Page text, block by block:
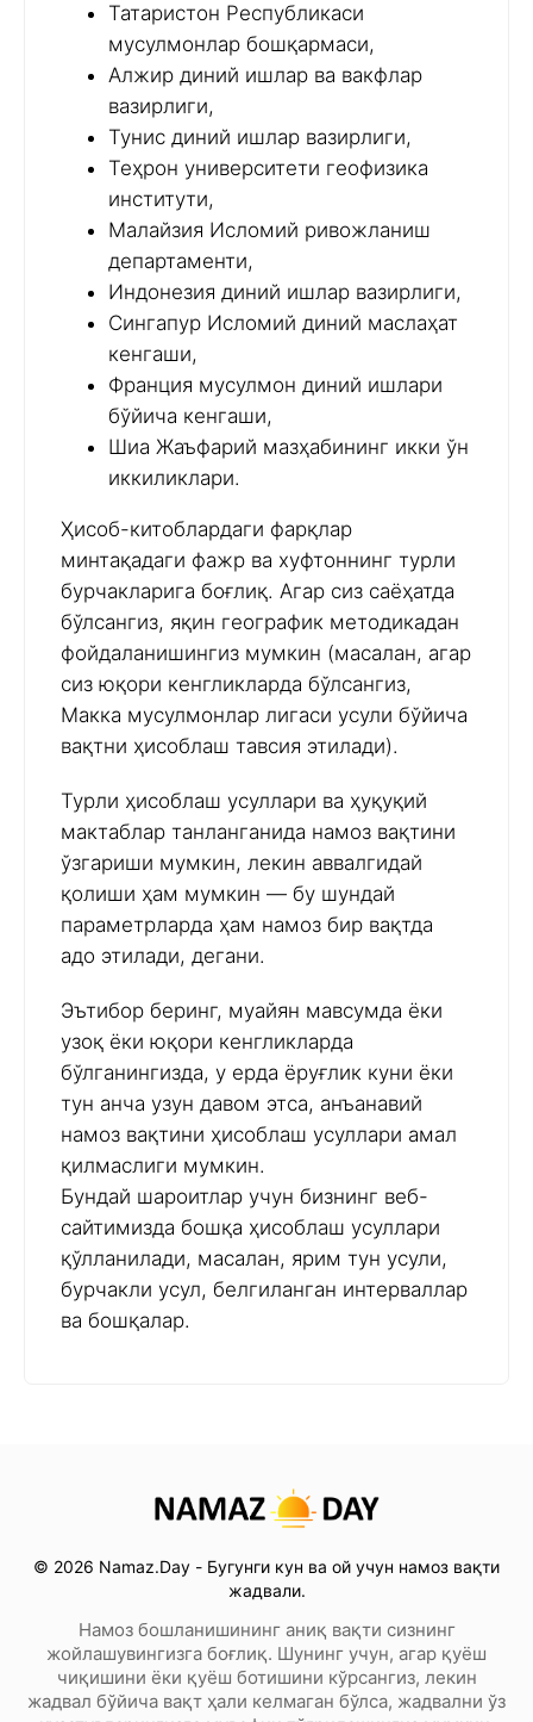
Татаристон Республикаси
мусулмонлар бошқармаси,
Алжир диний ишлар ва вакфлар
вазирлиги,
Тунис диний ишлар вазирлиги,
Теҳрон университети геофизика
институти,
Малайзия Исломий ривожланиш
департаменти,
Индонезия диний ишлар вазирлиги,
Сингапур Исломий диний маслаҳат
кенгаши,
Франция мусулмон диний ишлари
бўйича кенгаши,
Шиа Жаъфарий мазҳабининг икки ўн
иккиликлари.
Ҳисоб-китоблардаги фарқлар
минтақадаги фажр ва хуфтоннинг турли
бурчакларига боғлиқ. Агар сиз саёҳатда
бўлсангиз, яқин географик методикадан
фойдаланишингиз мумкин (масалан, агар
сиз юқори кенгликларда бўлсангиз,
Макка мусулмонлар лигаси усули бўйича
вақтни ҳисоблаш тавсия этилади).
Турли ҳисоблаш усуллари ва ҳуқуқий
мактаблар танланганида намоз вақтини
ўзгариши мумкин, лекин аввалгидай
қолиши ҳам мумкин — бу шундай
параметрларда ҳам намоз бир вақтда
адо этилади, дегани.
Эътибор беринг, муайян мавсумда ёки
узоқ ёки юқори кенгликларда
бўлганингизда, у ерда ёруғлик куни ёки
тун анча узун давом этса, анъанавий
намоз вақтини ҳисоблаш усуллари амал
қилмаслиги мумкин.
Бундай шароитлар учун бизнинг веб-
сайтимизда бошқа ҳисоблаш усуллари
қўлланилади, масалан, ярим тун усули,
бурчакли усул, белгиланган интерваллар
ва бошқалар.
© 2026 Namaz.Day - Бугунги кун ва ой учун намоз вақти
жадвали.
Намоз бошланишининг аниқ вақти сизнинг
жойлашувингизга боғлиқ. Шунинг учун, агар қуёш
чиқишини ёки қуёш ботишини кўрсангиз, лекин
жадвал бўйича вақт ҳали келмаган бўлса, жадвални ўз